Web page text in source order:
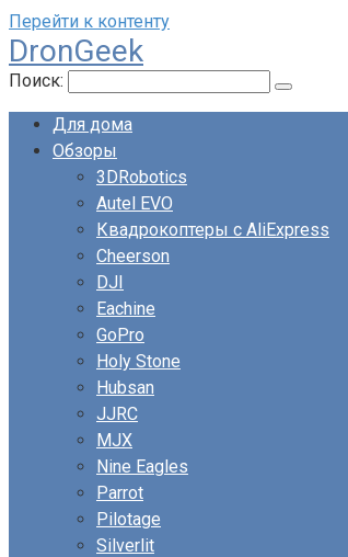
Перейти к контенту
DronGeek
Поиск:
Для дома
Обзоры
3DRobotics
Autel EVO
Квадрокоптеры с AliExpress
Cheerson
DJI
Eachine
GoPro
Holy Stone
Hubsan
JJRC
MJX
Nine Eagles
Parrot
Pilotage
Silverlit